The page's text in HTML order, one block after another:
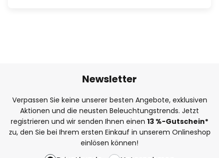
Newsletter
Verpassen Sie keine unserer besten Angebote, exklusiven
Aktionen und die neusten Beleuchtungstrends. Jetzt
registrieren und wir senden Ihnen einen 13 %-Gutschein*
zu, den Sie bei Ihrem ersten Einkauf in unserem Onlineshop
einlösen können!